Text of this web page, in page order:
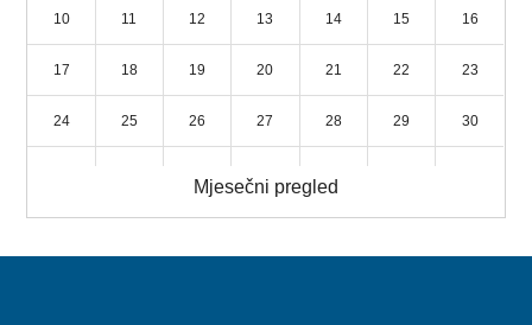
10 11 12 13 14 15 16
17 18 19 20 21 22 23
24 25 26 27 28 29 30
Mjesečni pregled